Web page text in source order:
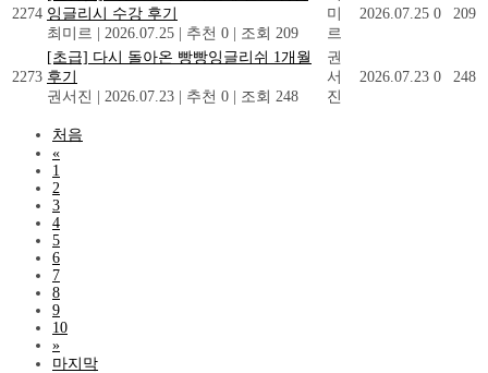
2274 잉글리시 수강 후기
최미르 | 2026.07.25 | 추천 0 | 조회 209
미
르
2026.07.25 0 209
2273
[초급] 다시 돌아온 빵빵잉글리쉬 1개월
후기
권서진 | 2026.07.23 | 추천 0 | 조회 248
권
서
진
2026.07.23 0 248
처음
«
1
2
3
4
5
6
7
8
9
10
»
마지막